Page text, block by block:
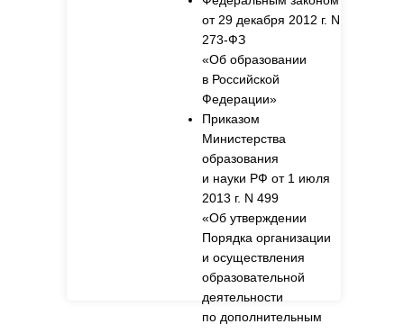
от 29 декабря 2012 г. N
273-ФЗ
«Об образовании
в Российской
Федерации»
Приказом
Министерства
образования
и науки РФ от 1 июля
2013 г. N 499
«Об утверждении
Порядка организации
и осуществления
образовательной
деятельности
по дополнительным